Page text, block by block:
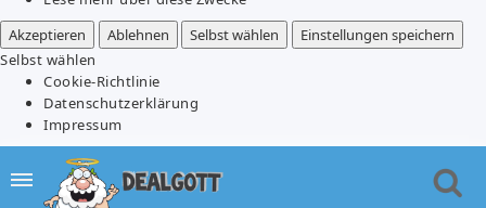
Akzeptieren
Ablehnen Selbst wählen
Einstellungen speichern
Selbst wählen
Cookie-Richtlinie
Datenschutzerklärung
Impressum